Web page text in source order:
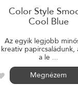
Color Style
Cool Blue
Az egyik legjobb
kreatív papírcsaládunk,
a le ...
Megnézem